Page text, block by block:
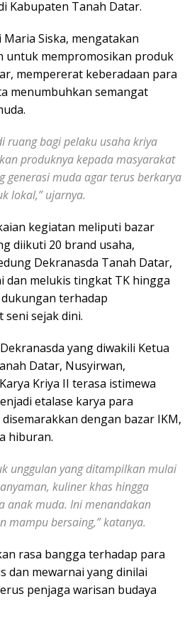
Kabupaten Tanah Datar.
Siska, mengatakan
untuk mempromosikan produk
mempererat keberadaan para
menumbuhkan semangat
ruang bagi pelaku usaha kriya
produknya kepada masyarakat
generasi muda agar terus berkarya
lokal,” ujarnya.
kegiatan meliputi bazar
diikuti 20 brand usaha,
Dekranasda Tanah Datar,
dan melukis tingkat TK hingga
terhadap
sejak dini.
yang diwakili Ketua
Datar, Nusyirwan,
Kriya II terasa istimewa
etalase karya para
dengan bazar IKM,
hiburan.
unggulan yang ditampilkan mulai
kuliner khas hingga
anak muda. Ini menandakan
mampu bersaing,” katanya.
rasa bangga terhadap para
dan mewarnai yang dinilai
penjaga warisan budaya